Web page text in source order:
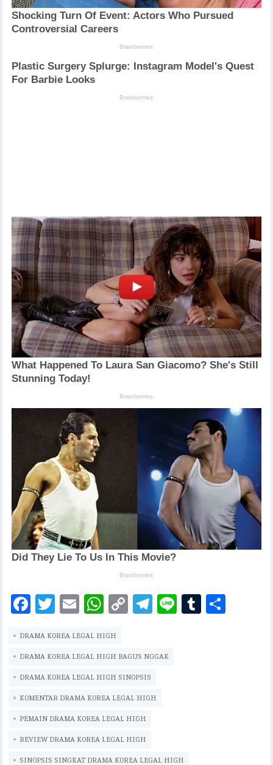
F
eb
oo
k
T
it
te
r
E
ai
l
W
at
s
A
p
p
C
y
Li
n
k
T
ra
Li
T
DRAMA KOREA LEGAL HIGH
DRAMA KOREA LEGAL HIGH BAGUS NGGAK
DRAMA KOREA LEGAL HIGH SINOPSIS
KOMENTAR DRAMA KOREA LEGAL HIGH
PEMAIN DRAMA KOREA LEGAL HIGH
REVIEW DRAMA KOREA LEGAL HIGH
SINOPSIS SINGKAT DRAMA KOREA LEGAL HIGH